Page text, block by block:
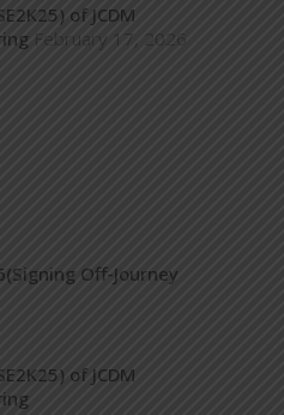
of JCDM
February 17, 2026
Off-Journey
of JCDM